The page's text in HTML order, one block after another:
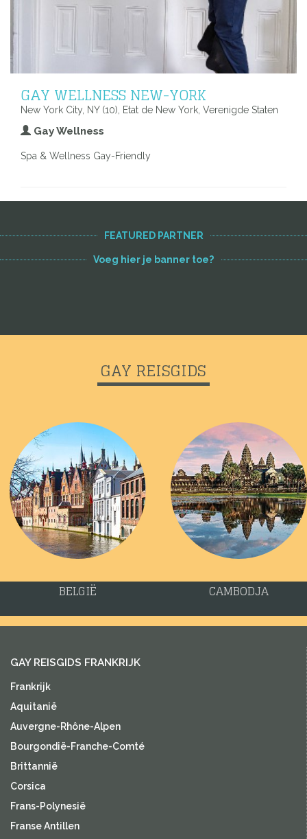
GAY WELLNESS NEW-YORK
New York City, NY (10), Etat de New York, Verenigde Staten
Gay Wellness
Spa & Wellness Gay-Friendly
FEATURED PARTNER
Voeg hier je banner toe?
GAY REISGIDS
BELGIË CAMBODJA
GAY REISGIDS FRANKRIJK
Frankrijk
Aquitanië
Auvergne-Rhône-Alpen
Bourgondië-Franche-Comté
Brittannië
Corsica
Frans-Polynesië
Franse Antillen